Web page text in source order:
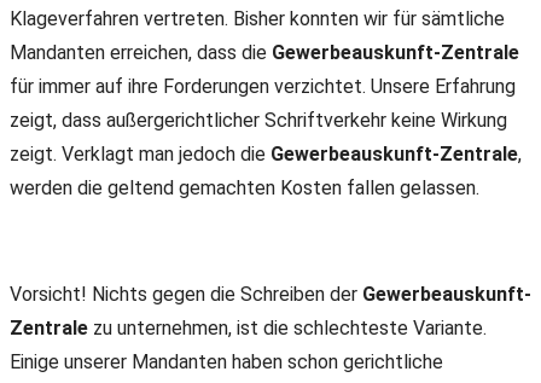
Klageverfahren vertreten. Bisher konnten wir für sämtliche
Mandanten erreichen, dass die Gewerbeauskunft-Zentrale
für immer auf ihre Forderungen verzichtet. Unsere Erfahrung
zeigt, dass außergerichtlicher Schriftverkehr keine Wirkung
zeigt. Verklagt man jedoch die Gewerbeauskunft-Zentrale,
werden die geltend gemachten Kosten fallen gelassen.
Vorsicht! Nichts gegen die Schreiben der Gewerbeauskunft-
Zentrale zu unternehmen, ist die schlechteste Variante.
Einige unserer Mandanten haben schon gerichtliche